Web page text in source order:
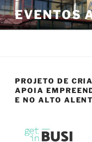
Saltar
para
o
EVENTOS
PROJETO DE
APOIA
E NO ALTO